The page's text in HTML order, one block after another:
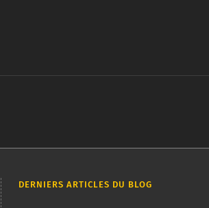
DERNIERS ARTICLES DU BLOG